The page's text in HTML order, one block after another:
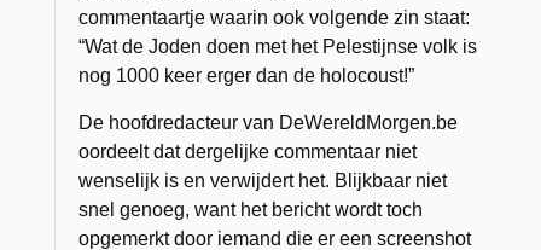
commentaartje waarin ook volgende zin staat:
“Wat de Joden doen met het Pelestijnse volk is
nog 1000 keer erger dan de holocoust!”
De hoofdredacteur van DeWereldMorgen.be
oordeelt dat dergelijke commentaar niet
wenselijk is en verwijdert het. Blijkbaar niet
snel genoeg, want het bericht wordt toch
opgemerkt door iemand die er een screenshot